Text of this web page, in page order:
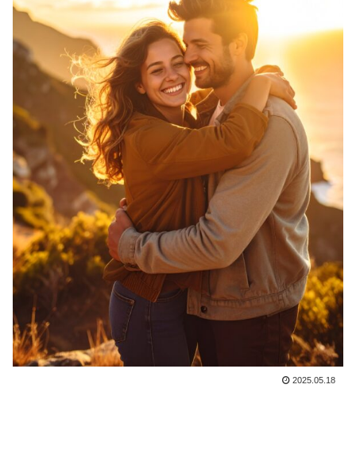
2025.05.18